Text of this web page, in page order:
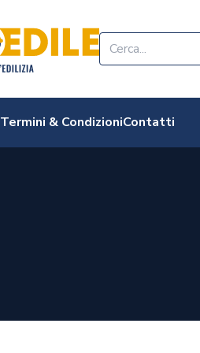
Edilizia Punto
Termini & CondizioniContatti